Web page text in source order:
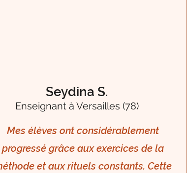
Seydina S.
Enseignant à Versailles (78)
Mes élèves ont considérablement
progressé grâce aux exercices de la
et aux rituels constants. Cette